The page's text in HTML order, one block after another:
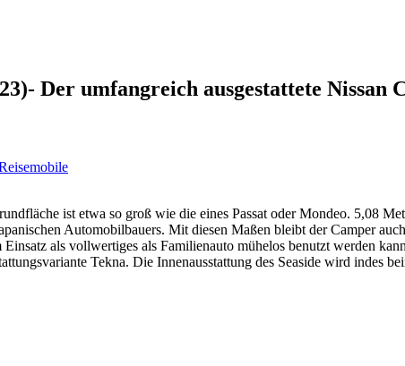
Der umfangreich ausgestattete Nissan
ist etwa so groß wie die eines Passat oder Mondeo. 5,08
Automobilbauers. Mit diesen Maßen bleibt der Camper
als vollwertiges als Familienauto mühelos benutzt werden
Tekna. Die Innenausstattung des Seaside wird indes